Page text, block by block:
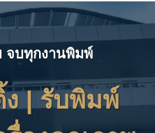
จบทุกงานพิมพ์
| รับพิมพ์